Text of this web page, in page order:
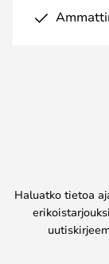
Haluatko tietoa